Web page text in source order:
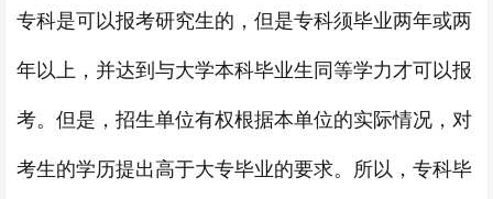
专科是可以报考研究生的，但是专科须毕业两年或两
年以上，并达到与大学本科毕业生同等学力才可以报
考。但是，招生单位有权根据本单位的实际情况，对
考生的学历提出高于大专毕业的要求。所以，专科毕